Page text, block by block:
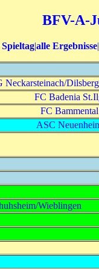
BFV-A-
|alle Ergebnisse|
Neckarsteinach/
FC Badenia
FC
ASC
Wieblingen